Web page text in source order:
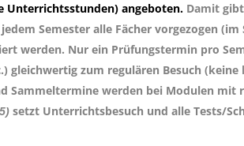
Unterrichtsstunden) angeboten. Damit
Semester alle Fächer vorgezogen
werden. Nur ein Prüfungstermin pro
gleichwertig zum regulären Besuch (keine
Sammeltermine werden bei Modulen
setzt Unterrichtsbesuch und alle Tests/